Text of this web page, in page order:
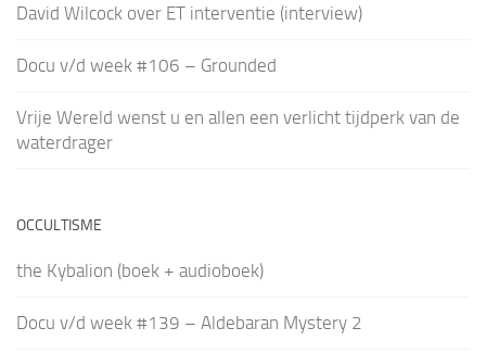
David Wilcock over ET interventie (interview)
Docu v/d week #106 – Grounded
Vrije Wereld wenst u en allen een verlicht tijdperk van de
waterdrager
OCCULTISME
the Kybalion (boek + audioboek)
Docu v/d week #139 – Aldebaran Mystery 2